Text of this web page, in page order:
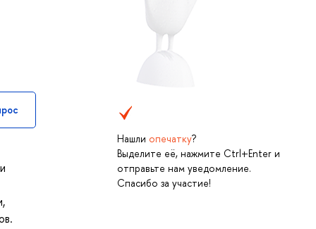
Нашли опечатку?
Выделите её, нажмите Ctrl+Enter и
отправьте нам уведомление.
Спасибо за участие!